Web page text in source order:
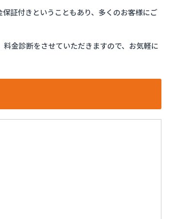
証付きということもあり、多くのお客様にご
金診断をさせていただきますので、お気軽に